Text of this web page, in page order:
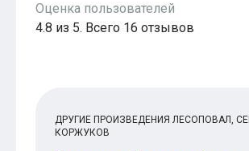
Оценка пользователей
4.8 из 5. Всего 16 отзывов
ДРУГИЕ ПРОИЗВЕДЕНИЯ ЛЕСОПОВАЛ,
КОРЖУКОВ